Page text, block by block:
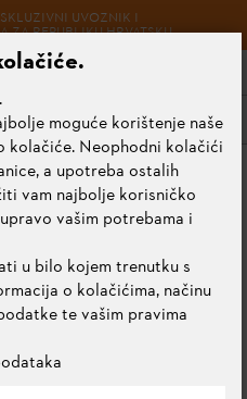
UVOZNIK I
ZA REPUBLIKU HRVATSKU
Akumulatorski puhači
PUHAČI
moguće korištenje naše
Neophodni kolačići
a upotreba ostalih
vam najbolje korisničko
vašim potrebama i
u bilo kojem trenutku s
o kolačićima, načinu
te vašim pravima